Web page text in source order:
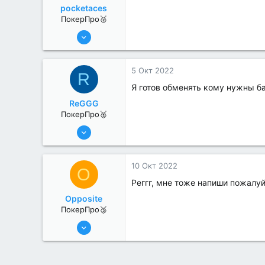
pocketaces
ПокерПро🥈
6 Июн 2022
3
R
ReGGG
ПокерПро🥈
8 Июн 2022
0
5 Окт 2022
Я готов обменять кому нужны
O
Opposite
ПокерПро🥉
25 Июл 2022
10 Окт 2022
Реггг, мне тоже напиши